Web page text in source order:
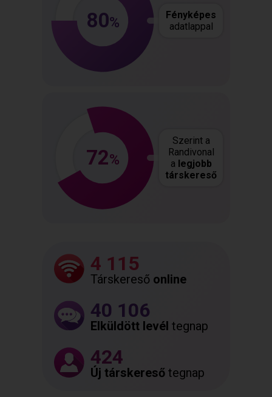
80%
Fényképes
adatlappal
72%
Szerint a
Randivonal
a legjobb
társkereső
4 115
Társkereső online
40 106
Elküldött levél tegnap
424
Új társkereső tegnap